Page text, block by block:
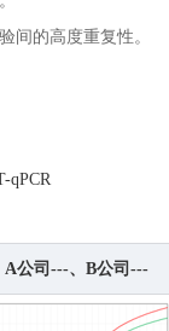
间的高度重复性。
qPCR
公司---、B公司---